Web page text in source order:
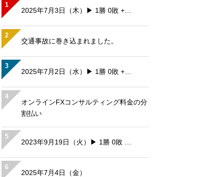
1
2025年7月3日（木）▶ 1勝 0敗 +…
2
交通事故に巻き込まれました。
3
2025年7月2日（水）▶ 1勝 0敗 +…
4
オンラインFXコンサルティング料金の分
割払い
5
2023年9月19日（火）▶ 1勝 0敗 …
6
2025年7月4日（金）